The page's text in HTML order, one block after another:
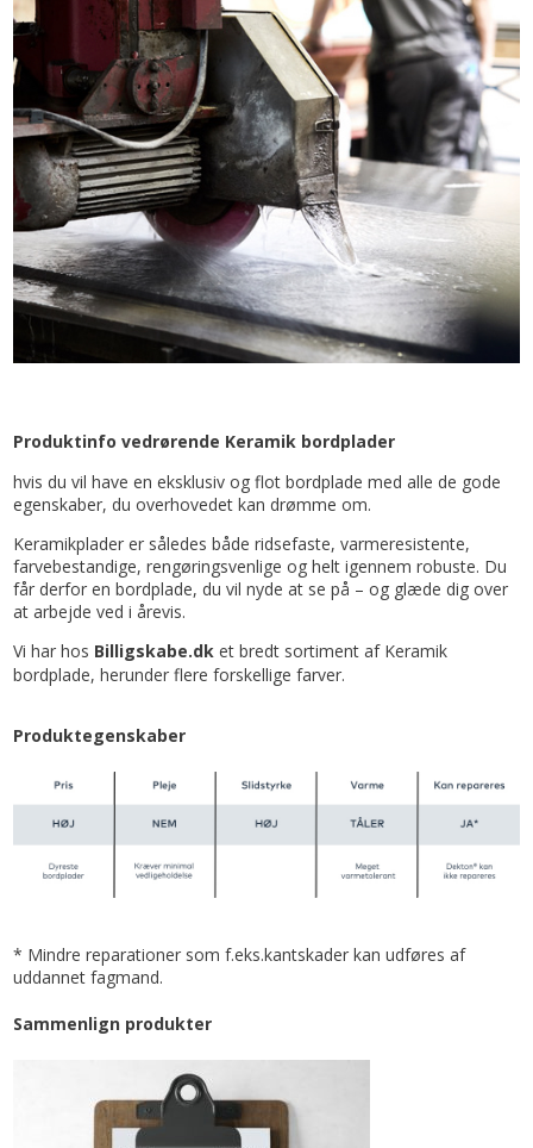
Produktinfo vedrørende Keramik bordplader
hvis du vil have en eksklusiv og flot bordplade med alle de gode
egenskaber, du overhovedet kan drømme om.
Keramikplader er således både ridsefaste, varmeresistente,
farvebestandige, rengøringsvenlige og helt igennem robuste. Du
får derfor en bordplade, du vil nyde at se på – og glæde dig over
at arbejde ved i årevis.
Vi har hos Billigskabe.dk et bredt sortiment af Keramik
bordplade, herunder flere forskellige farver.
Produktegenskaber
* Mindre reparationer som f.eks.kantskader kan udføres af
uddannet fagmand.
Sammenlign produkter